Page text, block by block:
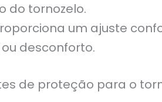
do tornozelo.
um ajuste
desconforto.
de proteção para o